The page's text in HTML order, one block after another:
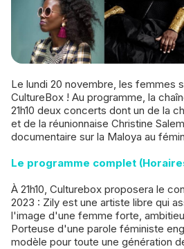
Le lundi 20 novembre, les femmes seront à l'honneur sur
CultureBox ! Au programme, la
21h10 deux concerts dont un de la
et de la réunionnaise Christine
documentaire sur la Maloya au
Le programme complet
À 21h10, Culturebox proposera le
2023 : Zily est une artiste libre qui
l'image d'une femme forte,
Porteuse d'une parole féministe
modèle pour toute une génération